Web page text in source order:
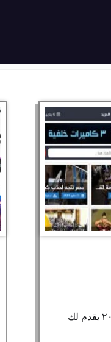
قالب ووردبريس جديد للأخبار العربية ٢٠٢٣ يقدم لك